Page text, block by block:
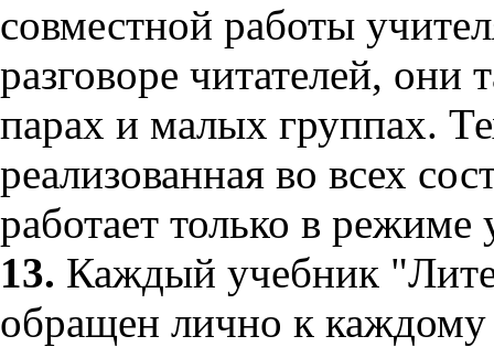
совместной работы
разговоре читателей, они
парах и малых группах.
реализованная во всех
работает только в режиме
13. Каждый учебник
обращен лично к каждому